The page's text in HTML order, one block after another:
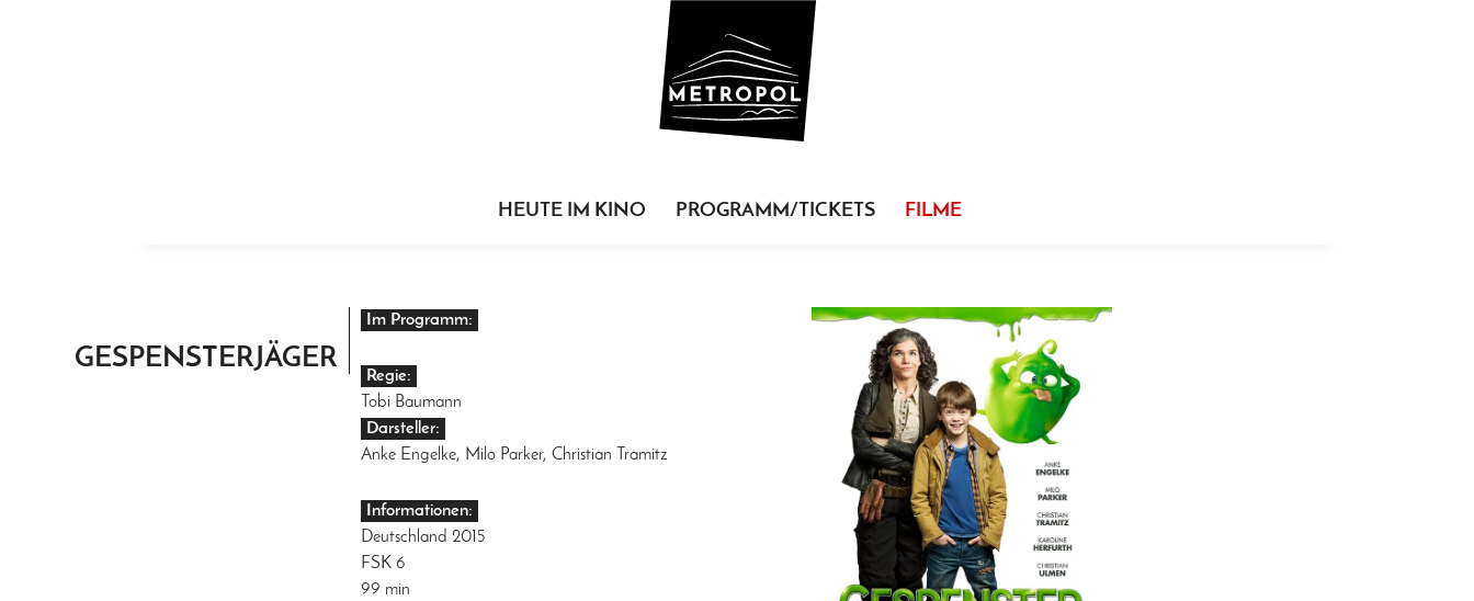
HEUTE IM KINO PROGRAMM/TICKETS FILME
GESPENSTERJÄGER
Im Programm:
Regie:
Tobi Baumann
Darsteller:
Anke Engelke, Milo Parker, Christian Tramitz
Informationen:
Deutschland 2015
FSK 6
99 min